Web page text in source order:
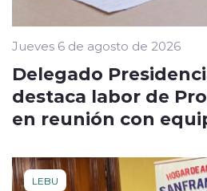
Jueves 6 de agosto de 2026
Delegado
destaca labor de
en reunión con
LEBU